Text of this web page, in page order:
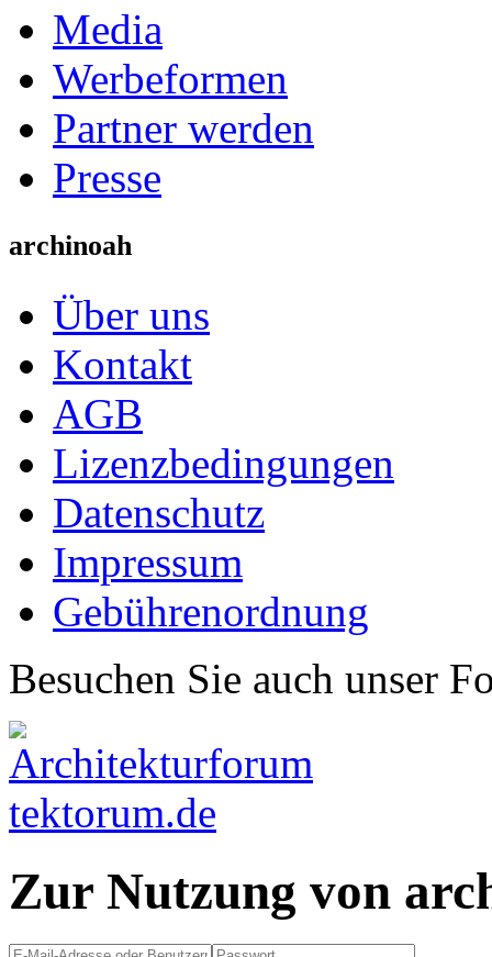
Media
Werbeformen
Partner werden
Presse
archinoah
Über uns
Kontakt
AGB
Lizenzbedingungen
Datenschutz
Impressum
Gebührenordnung
Besuchen Sie auch unser
Zur Nutzung von